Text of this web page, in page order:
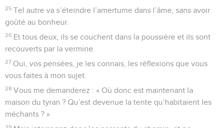
25 Tel autre va s’éteindre l’amertume dans l’âme, sans avoir
goûté au bonheur.
26 Et tous deux, ils se couchent dans la poussière et ils sont
recouverts par la vermine.
27 Oui, vos pensées, je les connais, les réflexions que vous
vous faites à mon sujet.
28 Vous me demanderez : « Où donc est maintenant la
maison du tyran ? Qu’est devenue la tente qu’habitaient les
méchants ? »
29